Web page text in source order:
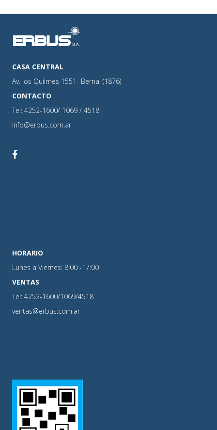
CASA CENTRAL
Av. los Quilmes 1551- Bernal (1876)
CONTACTO
Tel: 4252-1600/ 1069 / 4518
info@erbus.com.ar
HORARIO
Lunes a Viernes: 8:00 -17:00
VENTAS
Tel: 4252-1600/1069/4518
ventas@erbus.com.ar